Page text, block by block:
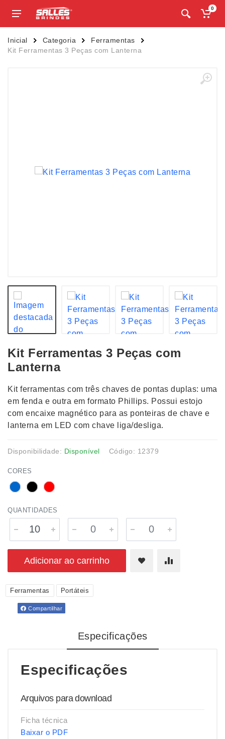
0
Inicial Categoria
Ferramentas
Kit Ferramentas 3 Peças com Lanterna
Kit Ferramentas 3 Peças com
Lanterna
Kit ferramentas com três chaves de pontas duplas: uma
em fenda e outra em formato Phillips. Possui estojo
com encaixe magnético para as ponteiras de chave e
lanterna em LED com chave liga/desliga.
Disponibilidade: Disponível Código: 12379
CORES
QUANTIDADES
Adicionar ao carrinho
Ferramentas Portáteis
Compartilhar
Especificações
Especificações
Arquivos para download
Ficha técnica
Baixar o PDF